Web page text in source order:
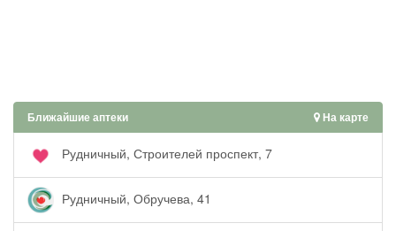
Ближайшие аптеки На карте
Рудничный, Строителей проспект, 7
Рудничный, Обручева, 41